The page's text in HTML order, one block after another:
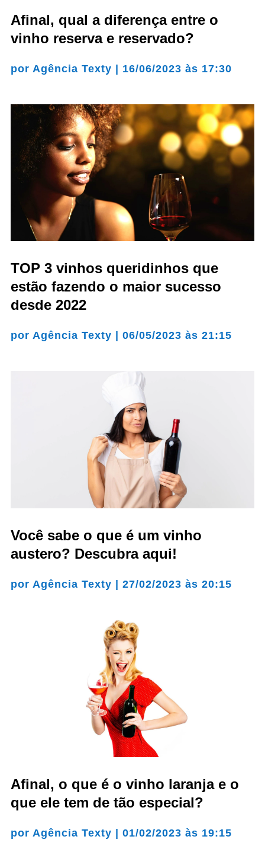
Afinal, qual a diferença entre o
vinho reserva e reservado?
por Agência Texty | 16/06/2023 às 17:30
TOP 3 vinhos queridinhos que
estão fazendo o maior sucesso
desde 2022
por Agência Texty 06/05/2023 às 21:15
Você sabe o que é um vinho
austero? Descubra aqui!
por Agência Texty 27/02/2023 às 20:15
Afinal, o que é o vinho laranja e o
que ele tem de tão especial?
por Agência Texty 01/02/2023 às 19:15